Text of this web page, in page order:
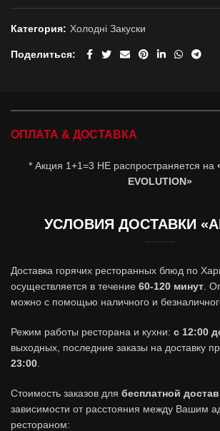
Категория: Холоднi Закуски
Поделиться
ОПЛАТА & ДОСТАВКА
* Акция 1+1=3 НЕ распространяется на
EVOLUTION»
УСЛОВИЯ ДОСТАВКИ
Доставка горячих ресторанных блюд по
осуществляется в течение 60-120 минут .
можно с помощью наличного и
Режим работы ресторана и кухни: с 12:00
выходных, последние заказы на доставку
23:00
Стоимость заказов для бесплатной
зависимости от расстояния между Вашим
рестораном: